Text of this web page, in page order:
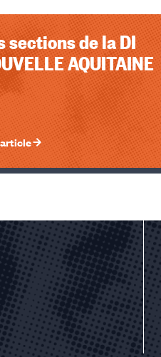
cookies
sections de la DI
AQUITAINE